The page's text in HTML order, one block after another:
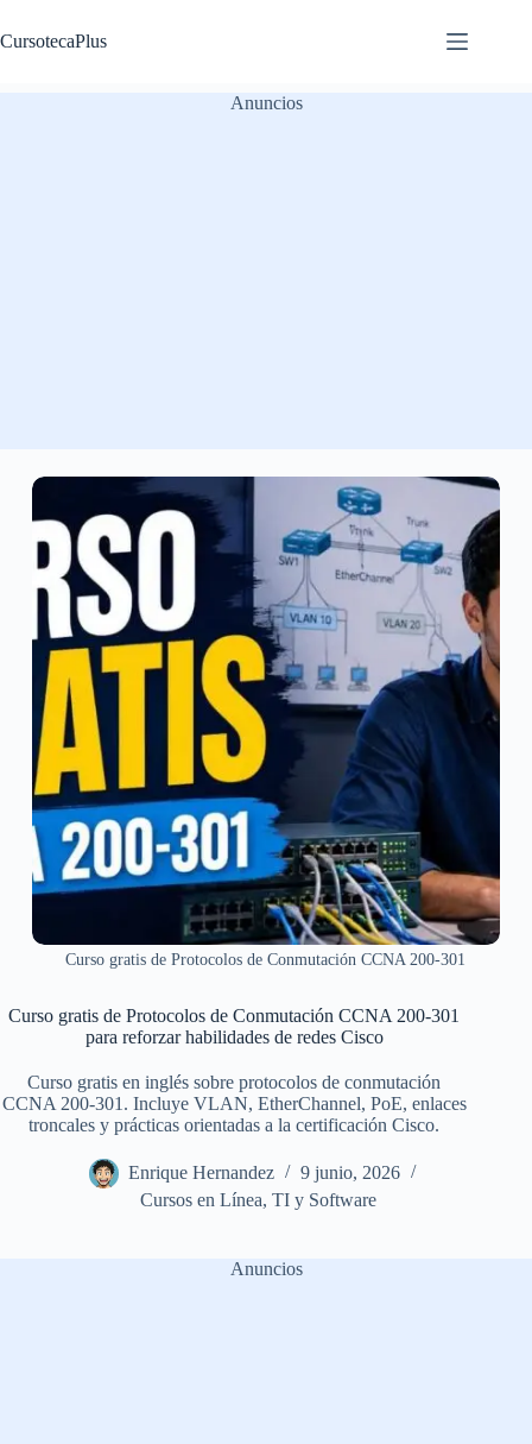
al
contenido
CursotecaPlus
Anuncios
Curso gratis de Protocolos de Conmutación CCNA 200-301
Curso gratis de Protocolos de Conmutación CCNA 200-301
para reforzar habilidades de redes Cisco
Curso gratis en inglés sobre protocolos de conmutación
CCNA 200-301. Incluye VLAN, EtherChannel, PoE, enlaces
troncales y prácticas orientadas a la certificación Cisco.
Enrique Hernandez
9 junio, 2026
Cursos en Línea, TI y Software
Anuncios